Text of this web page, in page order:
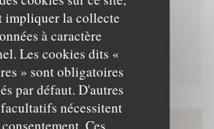
impliquer la collecte
à caractère
Les cookies dits «
» sont obligatoires
par défaut. D'autres
nécessitent
Ces
78 euros